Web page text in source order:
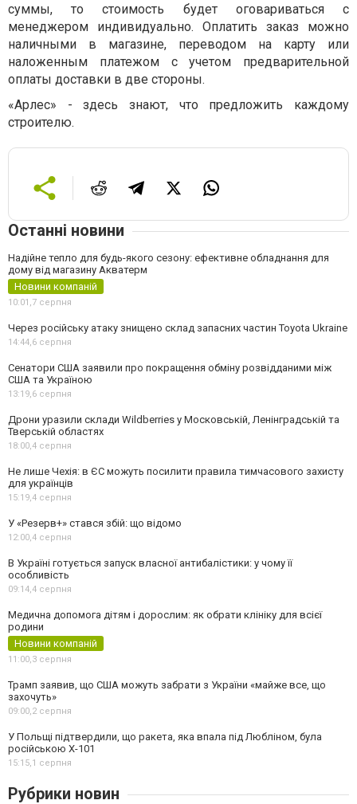
суммы, то стоимость будет оговариваться с
менеджером индивидуально. Оплатить заказ можно
наличными в магазине, переводом на карту или
наложенным платежом с учетом предварительной
оплаты доставки в две стороны.
«Арлес» - здесь знают, что предложить каждому
строителю.
Останні новини
Надійне тепло для будь-якого сезону: ефективне обладнання для
дому від магазину Акватерм
Новини компаній
10:01,7 серпня
Через російську атаку знищено склад запасних частин Toyota Ukraine
14:44,6 серпня
Сенатори США заявили про покращення обміну розвідданими між
США та Україною
13:19,6 серпня
Дрони уразили склади Wildberries у Московській, Ленінградській та
Тверській областях
18:00,4 серпня
Не лише Чехія: в ЄС можуть посилити правила тимчасового захисту
для українців
15:19,4 серпня
У «Резерв+» стався збій: що відомо
12:00,4 серпня
В Україні готується запуск власної антибалістики: у чому її
особливість
09:14,4 серпня
Медична допомога дітям і дорослим: як обрати клініку для всієї
родини
Новини компаній
11:00,3 серпня
Трамп заявив, що США можуть забрати з України «майже все, що
захочуть»
09:00,2 серпня
У Польщі підтвердили, що ракета, яка впала під Любліном, була
російською Х-101
15:15,1 серпня
Рубрики новин